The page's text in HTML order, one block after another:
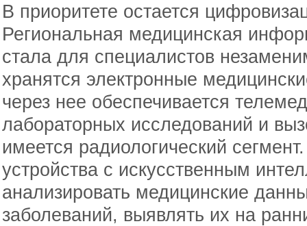
В приоритете остается
Региональная медицинская
стала для специалистов
хранятся электронные
через нее обеспечивается
лабораторных исследований и
имеется радиологический
устройства с искусственным
анализировать медицинские
заболеваний, выявлять их на